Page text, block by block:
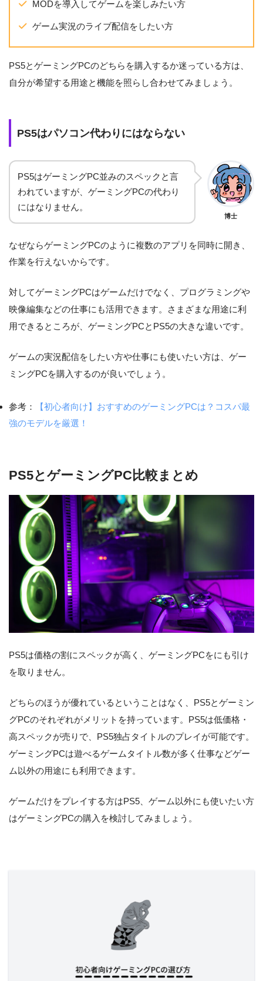
MODを導入してゲームを楽しみたい方
ゲーム実況のライブ配信をしたい方
PS5とゲーミングPCのどちらを購入するか迷っている方は、
自分が希望する用途と機能を照らし合わせてみましょう。
PS5はパソコン代わりにはならない
PS5はゲーミングPC並みのスペックと言
われていますが、ゲーミングPCの代わり
にはなりません。
博士
なぜならゲーミングPCのように複数のアプリを同時に開き、
作業を行えないからです。
対してゲーミングPCはゲームだけでなく、プログラミングや
映像編集などの仕事にも活用できます。さまざまな用途に利
用できるところが、ゲーミングPCとPS5の大きな違いです。
ゲームの実況配信をしたい方や仕事にも使いたい方は、ゲー
ミングPCを購入するのが良いでしょう。
参考：
【初心者向け】おすすめのゲーミングPCは？コスパ最
強のモデルを厳選！
PS5とゲーミングPC比較まとめ
PS5は価格の割にスペックが高く、ゲーミングPCをにも引け
を取りません。
どちらのほうが優れているということはなく、PS5とゲーミン
グPCのそれぞれがメリットを持っています。PS5は低価格・
高スペックが売りで、PS5独占タイトルのプレイが可能です。
ゲーミングPCは遊べるゲームタイトル数が多く仕事などゲー
ム以外の用途にも利用できます。
ゲームだけをプレイする方はPS5、ゲーム以外にも使いたい方
はゲーミングPCの購入を検討してみましょう。